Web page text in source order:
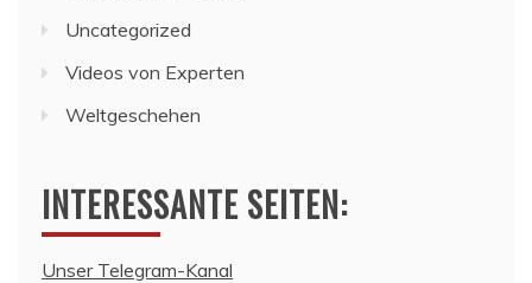
Uncategorized
Videos von Experten
Weltgeschehen
INTERESSANTE SEITEN:
Unser Telegram-Kanal